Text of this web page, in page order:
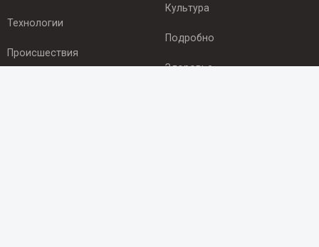
Технологии
Происшествия
Культура
Подробно
Здоровье